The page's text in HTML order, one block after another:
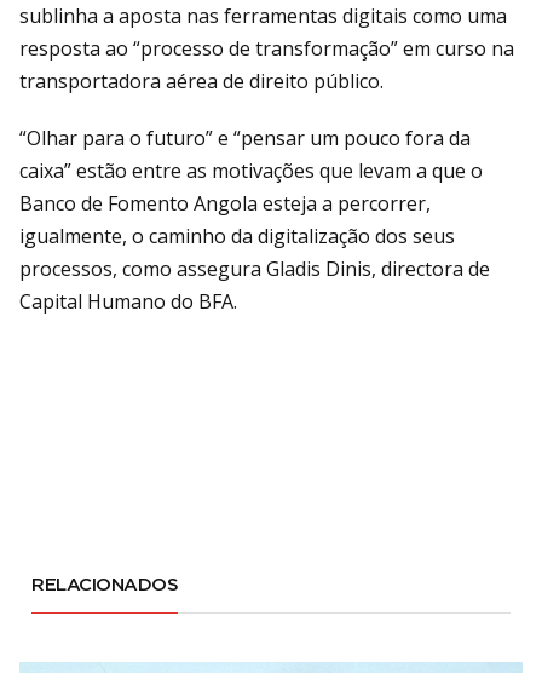
sublinha a aposta nas ferramentas digitais como uma
resposta ao “processo de transformação” em curso na
transportadora aérea de direito público.
“Olhar para o futuro” e “pensar um pouco fora da
caixa” estão entre as motivações que levam a que o
Banco de Fomento Angola esteja a percorrer,
igualmente, o caminho da digitalização dos seus
processos, como assegura Gladis Dinis, directora de
Capital Humano do BFA.
RELACIONADOS